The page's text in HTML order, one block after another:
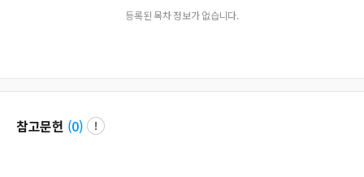
등록된 목차 정보가 없습니다.
참고문헌 (0)